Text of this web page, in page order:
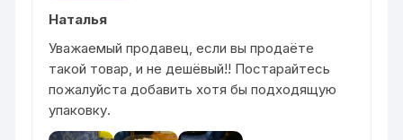
Наталья
Уважаемый продавец, если вы продаёте
такой товар, и не дешёвый!! Постарайтесь
пожалуйста добавить хотя бы подходящую
упаковку.